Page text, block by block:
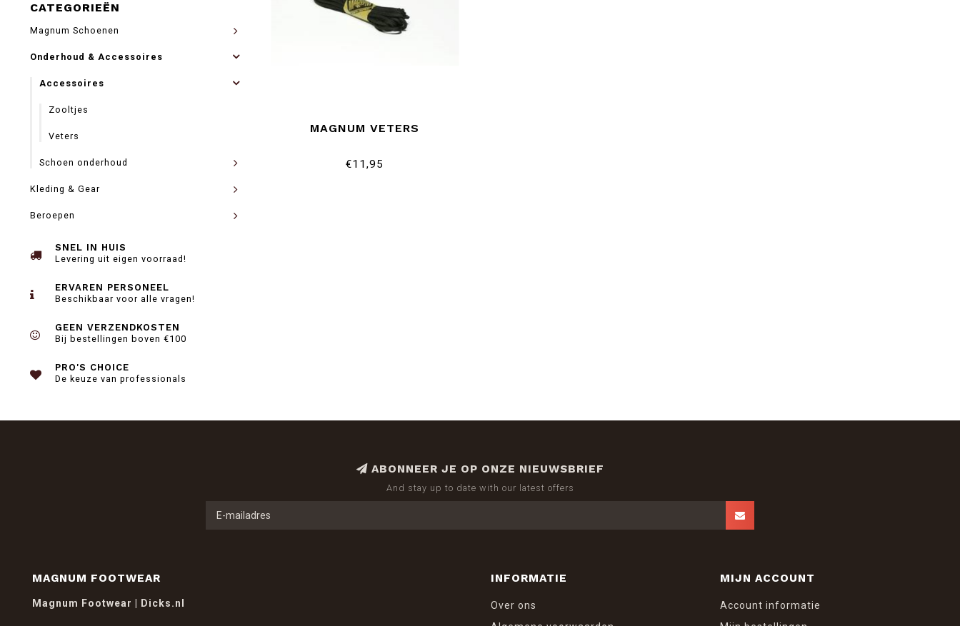
CATEGORIEËN
Magnum Schoenen
Onderhoud & Accessoires
Accessoires
Zooltjes
Veters
Schoen onderhoud
Kleding & Gear
Beroepen
SNEL IN HUIS
Levering uit eigen voorraad!
ERVAREN PERSONEEL
Beschikbaar voor alle vragen!
GEEN VERZENDKOSTEN
Bij bestellingen boven €100
PRO'S CHOICE
De keuze van professionals
MAGNUM VETERS
€11,95
ABONNEER JE OP ONZE NIEUWSBRIEF
And stay up to date with our latest offers
MAGNUM FOOTWEAR
Magnum Footwear | Dicks.nl
INFORMATIE
Over ons
MIJN ACCOUNT
Account informatie